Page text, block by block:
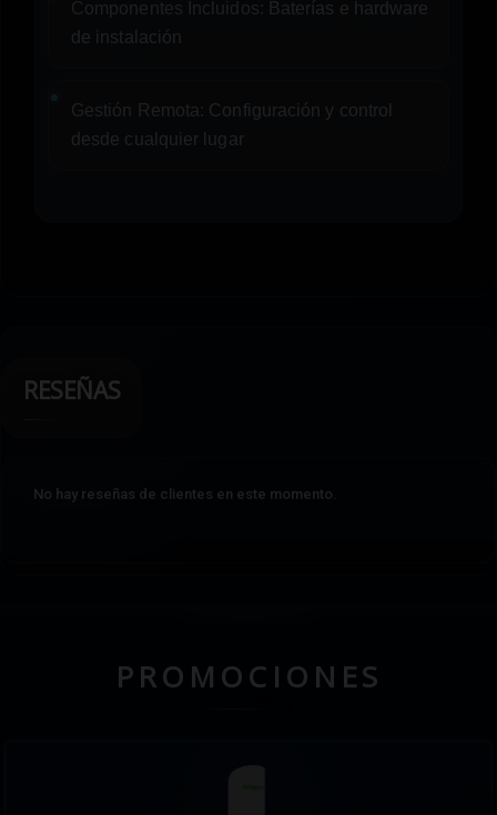
Componentes Incluidos: Baterías e hardware
de instalación
Gestión Remota: Configuración y control
desde cualquier lugar
RESEÑAS
No hay reseñas de clientes en este momento.
PROMOCIONES